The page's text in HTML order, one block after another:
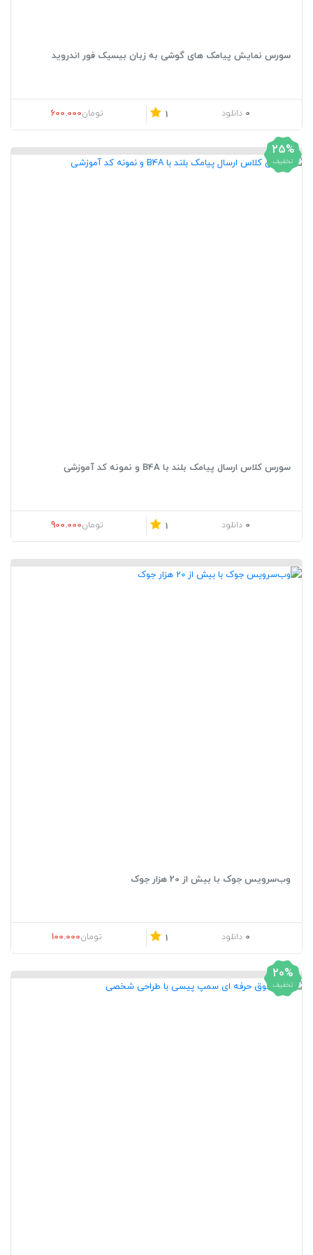
سورس نمایش پیامک های گوشی به زبان بیسیک فور اندروید
0 دانلود 1 تومان600.000
25%
تخفیف
سورس کلاس ارسال پیامک بلند با B4A و نمونه کد آموزشی
0 دانلود 1 قیمت اصلی: تومان1.200.000 بود.
تومان900.000قیمت فعلی:
وب‌سرویس جوک با بیش از 20 هزار جوک
0 دانلود 1 تومان100.000
20%
تخفیف